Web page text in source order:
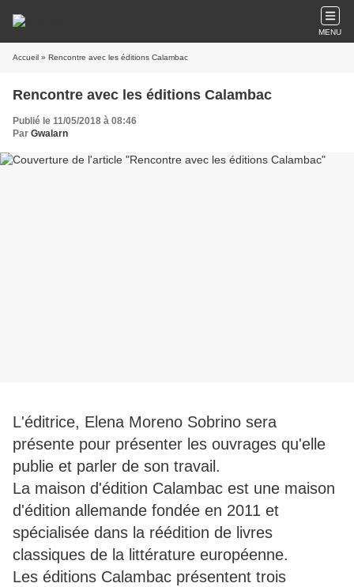
MENU
Accueil » Rencontre avec les éditions Calambac
Rencontre avec les éditions Calambac
Publié le 11/05/2018 à 08:46
Par Gwalarn
L'éditrice, Elena Moreno Sobrino sera
présente pour présenter les ouvrages qu'elle
publie et parler de son travail.
La maison d'édition Calambac est une maison
d'édition allemande fondée en 2011 et
spécialisée dans la réédition de livres
classiques de la littérature européenne.
Les éditions Calambac présentent trois